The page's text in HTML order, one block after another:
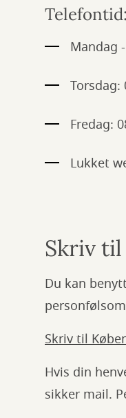
Telefontid:
Mandag
Torsdag:
Fredag:
Lukket
Skriv
Du kan
Skriv til
Hvis din
sikker mail.